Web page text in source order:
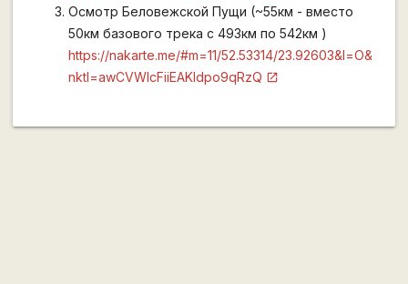
Осмотр Беловежской Пущи (~55км - вместо
50км базового трека с 493км по 542км )
https://nakarte.me/#m=11/52.53314/23.92603&l=O&
nktl=awCVWlcFiiEAKIdpo9qRzQ